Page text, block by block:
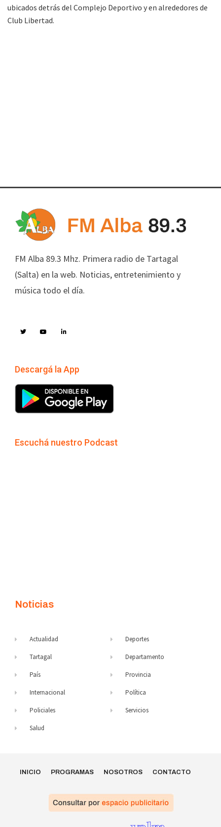
ubicados detrás del Complejo Deportivo y en alrededores de
Club Libertad.
FM Alba 89.3 Mhz. Primera radio de Tartagal
(Salta) en la web. Noticias, entretenimiento y
música todo el día.
Descargá la App
Escuchá nuestro Podcast
Noticias
Actualidad
Tartagal
País
Internacional
Policiales
Salud
Deportes
Departamento
Provincia
Política
Servicios
INICIO PROGRAMAS NOSOTROS CONTACTO